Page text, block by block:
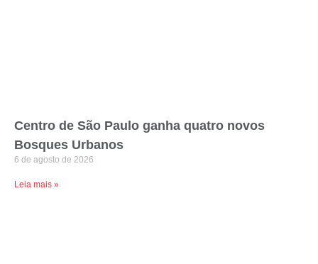
Centro de São Paulo ganha quatro novos
Bosques Urbanos
6 de agosto de 2026
Leia mais »